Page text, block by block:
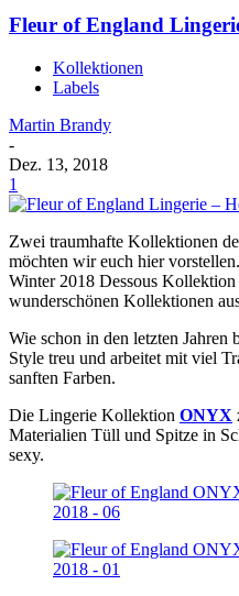
Fleur of England
Kollektionen
Labels
Martin Brandy
-
Dez. 13, 2018
1
Zwei traumhafte Kollektionen
möchten wir euch hier
Winter 2018 Dessous
wunderschönen Kollektionen
Wie schon in den letzten Jahren
Style treu und arbeitet mit viel
sanften Farben.
Die Lingerie Kollektion ONYX
Materialien Tüll und Spitze in
sexy.